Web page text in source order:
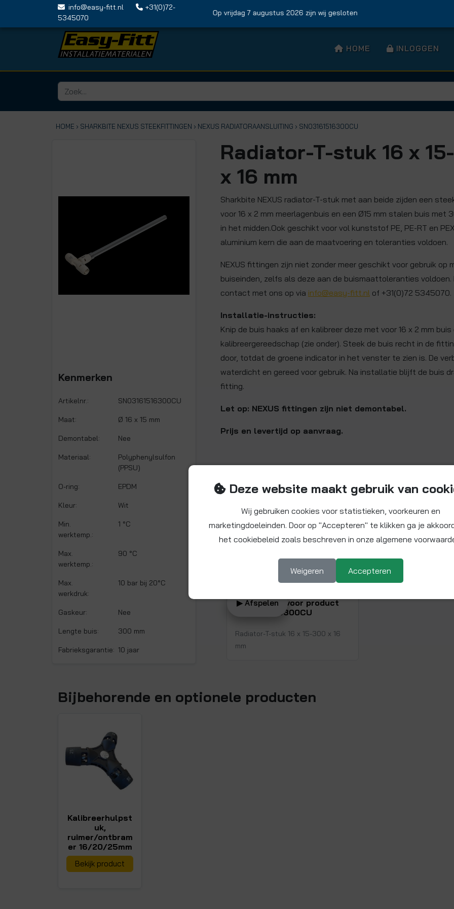
info@easy-fitt.nl
+31(0)72-
5345070
Op vrijdag 7 augustus 2026 zijn wij gesloten
HOME INLOGGEN
HOME › SHARKBITE NEXUS STEEKFITTINGEN › NEXUS RADIATORAANSLUITING › SN03161516300CU
Kenmerken
Artikelnr.: SN03161516300CU
Maat: Ø 16 x 15 mm
Demontabel: Nee
Materiaal:
Polyphenylsulfon
(PPSU)
O-ring: EPDM
Kleur: Wit
Min.
werktemp.:
1 °C
Max.
werktemp.:
90 °C
Max.
werkdruk:
10 bar bij 20°C
Gaskeur: Nee
Lengte buis: 300 mm
Fabrieksgarantie: 10 jaar
Radiator-T-stuk 16 x
x 16 mm
Sharkbite NEXUS radiator-T-stuk met aan beide zijden een
voor 16 x 2 mm meerlagenbuis en een Ø15 mm stalen buis met
in het midden.Ook geschikt voor vol kunststof PE, PE-RT en
aluminium kern die aan de maatvoering en toleranties voldoen.
NEXUS fittingen zijn niet zonder meer geschikt voor gebruik op
buiseinden, zelfs als deze aan de buismaattoleranties voldoen.
contact met ons op via info@easy-fitt.nl of +31(0)72 5345070.
Installatie-instructies:
Knip de buis haaks af en kalibreer deze met voor 16 x 2 mm
kalibreergereedschap (zie onder). Steek de buis recht in de
door, totdat de groene indicator in het venster te zien is. De
waterdicht en gereed voor gebruik. Na installatie blijft de buis
fitting.
Let op: NEXUS fittingen zijn niet demontabel.
Prijs en levertijd op aanvraag.
Beschikbare video
▶ Afspelen
Bekijk video voor product
SN03161516300CU
Radiator-T-stuk 16 x 15-300 x 16
mm
Bijbehorende en optionele producten
Kalibreerhulpst
uk,
ruimer/ontbram
er 16/20/25mm
Bekijk product
Deze website maakt gebruik van
Wij gebruiken cookies voor statistieken, voorkeuren en
marketingdoeleinden. Door op "Accepteren" te klikken ga je
het cookiebeleid zoals beschreven in onze algemene
Weigeren Accepteren